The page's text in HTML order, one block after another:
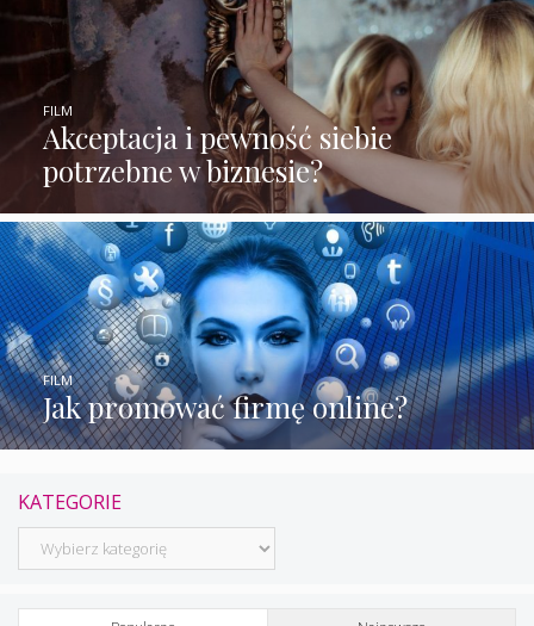
Akceptacja i pewność siebie
potrzebne w biznesie?
FILM
Jak promować firmę online?
FILM
KATEGORIE
Kategorie